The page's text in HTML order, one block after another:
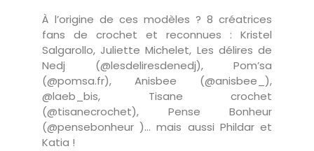
À l’origine de ces modèles ? 8 créatrices
fans de crochet et reconnues : Kristel
Salgarollo, Juliette Michelet, Les délires de
Nedj (@lesdeliresdenedj), Pom’sa
(@pomsa.fr), Anisbee (@anisbee_),
@laeb_bis, Tisane crochet
(@tisanecrochet), Pense Bonheur
(@pensebonheur )… mais aussi Phildar et
Katia !